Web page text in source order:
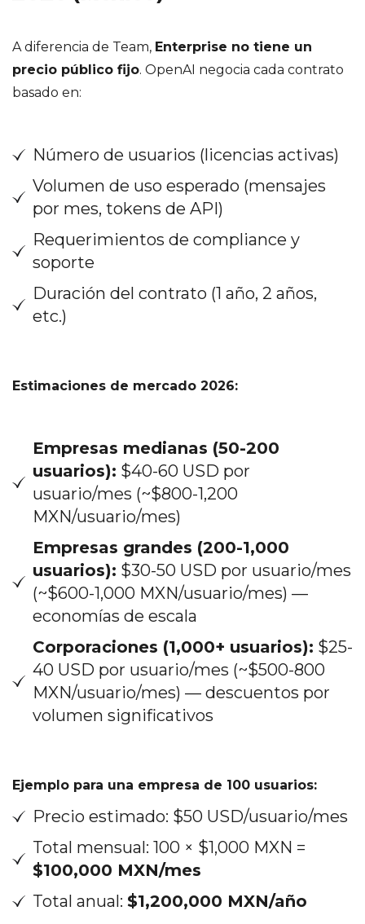
A diferencia de Team, Enterprise no tiene un
precio público fijo. OpenAI negocia cada contrato
basado en:
Número de usuarios (licencias activas)
Volumen de uso esperado (mensajes
por mes, tokens de API)
Requerimientos de compliance y
soporte
Duración del contrato (1 año, 2 años,
etc.)
Estimaciones de mercado 2026:
Empresas medianas (50-200
usuarios): $40-60 USD por
usuario/mes (~$800-1,200
MXN/usuario/mes)
Empresas grandes (200-1,000
usuarios): $30-50 USD por usuario/mes
(~$600-1,000 MXN/usuario/mes) —
economías de escala
Corporaciones (1,000+ usuarios): $25-
40 USD por usuario/mes (~$500-800
MXN/usuario/mes) — descuentos por
volumen significativos
Ejemplo para una empresa de 100 usuarios:
Precio estimado: $50 USD/usuario/mes
Total mensual: 100 × $1,000 MXN =
$100,000 MXN/mes
Total anual: $1,200,000 MXN/año